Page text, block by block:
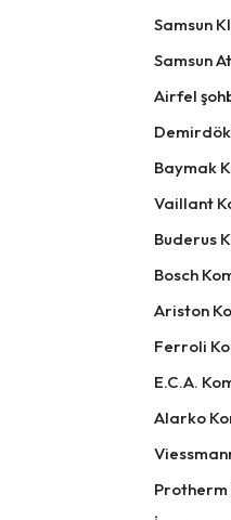
Samsun
Samsun
Airfel
Baymak
Vaillant
Buderus
Bosch
Ariston
Ferroli
E.C.A.
Alarko
Protherm